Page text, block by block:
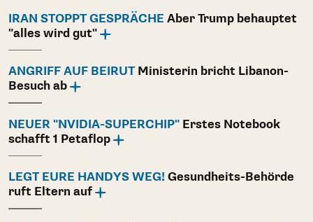
IRAN STOPPT GESPRÄCHE Aber Trump behauptet
"alles wird gut"
ANGRIFF AUF BEIRUTMinisterin bricht Libanon-
Besuch ab
NEUER "NVIDIA-SUPERCHIP" Erstes Notebook
schafft 1 Petaflop
LEGT EURE HANDYS WEG! Gesundheits-Behörde
ruft Eltern auf